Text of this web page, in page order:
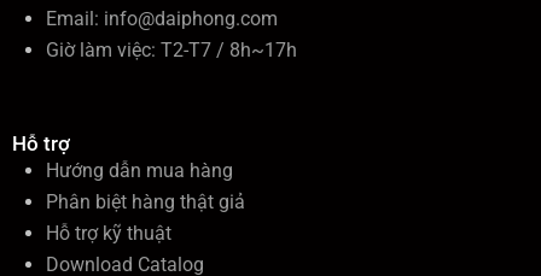
Email: info@daiphong.com
Giờ làm việc: T2-T7 / 8h~17h
Hỗ trợ
Hướng dẫn mua hàng
Phân biệt hàng thật giả
Hỗ trợ kỹ thuật
Download Catalog